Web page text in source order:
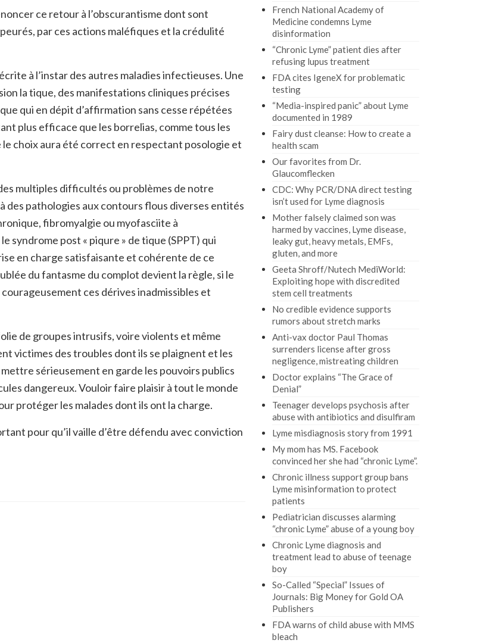
ce retour à l’obscurantisme dont sont
par ces actions maléfiques et la crédulité
à l’instar des autres maladies infectieuses. Une
la tique, des manifestations cliniques précises
qui en dépit d’affirmation sans cesse répétées
plus efficace que les borrelias, comme tous les
choix aura été correct en respectant posologie et
multiples difficultés ou problèmes de notre
des pathologies aux contours flous diverses entités
fibromyalgie ou myofasciite à
syndrome post « piqure » de tique (SPPT) qui
en charge satisfaisante et cohérente de ce
du fantasme du complot devient la règle, si le
ces dérives inadmissibles et
de groupes intrusifs, voire violents et même
victimes des troubles dont ils se plaignent et les
sérieusement en garde les pouvoirs publics
dangereux. Vouloir faire plaisir à tout le monde
protéger les malades dont ils ont la charge.
pour qu’il vaille d’être défendu avec conviction
French National Academy of
Medicine condemns Lyme
disinformation
“Chronic Lyme” patient dies after
refusing lupus treatment
FDA cites IgeneX for problematic
testing
“Media-inspired panic” about Lyme
documented in 1989
Fairy dust cleanse: How to create a
health scam
Our favorites from Dr.
Glaucomflecken
CDC: Why PCR/DNA direct testing
isn’t used for Lyme diagnosis
Mother falsely claimed son was
harmed by vaccines, Lyme disease,
leaky gut, heavy metals, EMFs,
gluten, and more
Geeta Shroff/Nutech MediWorld:
Exploiting hope with discredited
stem cell treatments
No credible evidence supports
rumors about stretch marks
Anti-vax doctor Paul Thomas
surrenders license after gross
negligence, mistreating children
Doctor explains “The Grace of
Denial”
Teenager develops psychosis after
abuse with antibiotics and disulfiram
Lyme misdiagnosis story from 1991
My mom has MS. Facebook
convinced her she had “chronic Lyme”.
Chronic illness support group bans
Lyme misinformation to protect
patients
Pediatrician discusses alarming
“chronic Lyme” abuse of a young boy
Chronic Lyme diagnosis and
treatment lead to abuse of teenage
boy
So-Called “Special” Issues of
Journals: Big Money for Gold OA
Publishers
FDA warns of child abuse with MMS
bleach